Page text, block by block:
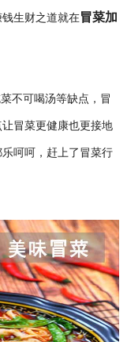
生财之道就在冒菜加
不可喝汤等缺点，冒
冒菜更健康也更接地
呵呵，赶上了冒菜行